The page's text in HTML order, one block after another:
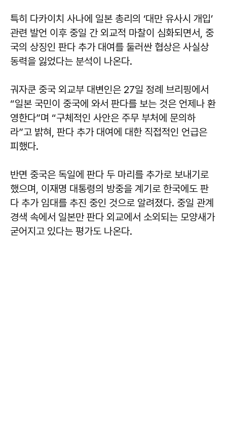
특히 다카이치 사나에 일본 총리의 ‘대만 유사시 개입’
관련 발언 이후 중일 간 외교적 마찰이 심화되면서, 중
국의 상징인 판다 추가 대여를 둘러싼 협상은 사실상
동력을 잃었다는 분석이 나온다.
궈자쿤 중국 외교부 대변인은 27일 정례 브리핑에서
“일본 국민이 중국에 와서 판다를 보는 것은 언제나 환
영한다”며 “구체적인 사안은 주무 부처에 문의하
라”고 밝혀, 판다 추가 대여에 대한 직접적인 언급은
피했다.
반면 중국은 독일에 판다 두 마리를 추가로 보내기로
했으며, 이재명 대통령의 방중을 계기로 한국에도 판
다 추가 임대를 추진 중인 것으로 알려졌다. 중일 관계
경색 속에서 일본만 판다 외교에서 소외되는 모양새가
굳어지고 있다는 평가도 나온다.